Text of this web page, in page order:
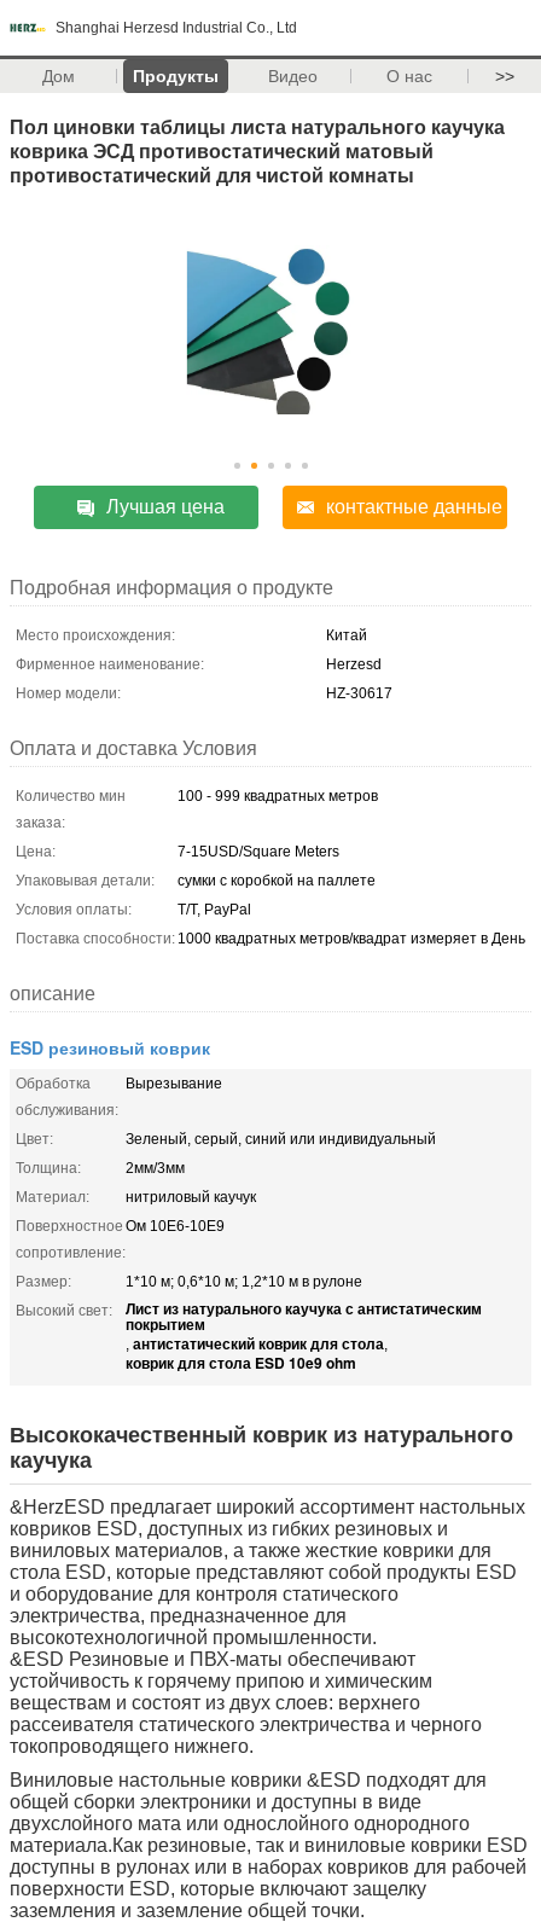
Shanghai Herzesd Industrial Co., Ltd
Дом Продукты Видео О нас >>
Пол циновки таблицы листа натурального каучука
коврика ЭСД противостатический матовый
противостатический для чистой комнаты
Лучшая цена контактные данные
Подробная информация о продукте
Место происхождения:
Китай
Фирменное наименование:
Herzesd
Номер модели:
HZ-30617
Оплата и доставка Условия
Количество мин
заказа:
100 - 999 квадратных метров
Цена:
7-15USD/Square Meters
Упаковывая детали:
сумки с коробкой на паллете
Условия оплаты:
T/T, PayPal
Поставка способности: 1000 квадратных метров/квадрат измеряет в День
описание
ESD резиновый коврик
Обработка
обслуживания:
Вырезывание
Цвет:
Зеленый, серый, синий или индивидуальный
Толщина:
2мм/3мм
Материал:
нитриловый каучук
Поверхностное
сопротивление:
Ом 10E6-10E9
Размер:
1*10 м; 0,6*10 м; 1,2*10 м в рулоне
Высокий свет:
Лист из натурального каучука с антистатическим
покрытием
, антистатический коврик для стола,
коврик для стола ESD 10e9 ohm
Высококачественный коврик из натурального
каучука
&HerzESD предлагает широкий ассортимент настольных
ковриков ESD, доступных из гибких резиновых и
виниловых материалов, а также жесткие коврики для
стола ESD, которые представляют собой продукты ESD
и оборудование для контроля статического
электричества, предназначенное для
высокотехнологичной промышленности.
&ESD Резиновые и ПВХ-маты обеспечивают
устойчивость к горячему припою и химическим
веществам и состоят из двух слоев: верхнего
рассеивателя статического электричества и черного
токопроводящего нижнего.
Виниловые настольные коврики &ESD подходят для
общей сборки электроники и доступны в виде
двухслойного мата или однослойного однородного
материала.Как резиновые, так и виниловые коврики ESD
доступны в рулонах или в наборах ковриков для рабочей
поверхности ESD, которые включают защелку
заземления и заземление общей точки.